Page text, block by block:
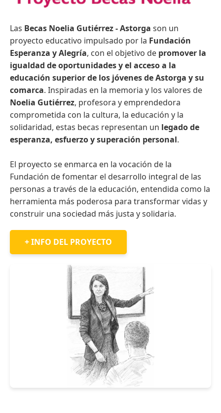
Las Becas Noelia Gutiérrez - Astorga son un
proyecto educativo impulsado por la Fundación
Esperanza y Alegría, con el objetivo de promover la
igualdad de oportunidades y el acceso a la
educación superior de los jóvenes de Astorga y su
comarca. Inspiradas en la memoria y los valores de
Noelia Gutiérrez, profesora y emprendedora
comprometida con la cultura, la educación y la
solidaridad, estas becas representan un legado de
esperanza, esfuerzo y superación personal.
El proyecto se enmarca en la vocación de la
Fundación de fomentar el desarrollo integral de las
personas a través de la educación, entendida como la
herramienta más poderosa para transformar vidas y
construir una sociedad más justa y solidaria.
+ INFO DEL PROYECTO